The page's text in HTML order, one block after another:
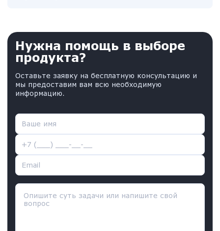
Нужна помощь в выборе
продукта?
Оставьте заявку на бесплатную консультацию и
мы предоставим вам всю необходимую
информацию.